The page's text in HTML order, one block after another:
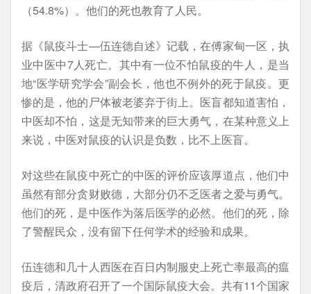
（54.8%）。他们的死也教育了人民。
据《鼠疫斗士—伍连德自述》记载，在傅家甸一区，执
业中医中7人死亡。其中有一位不怕鼠疫的牛人，是当
地“医学研究学会”副会长，他也不例外的死于鼠疫。更
惨的是，他的尸体被老婆弃于街上。医盲都知道害怕，
中医却不怕，这是无知带来的巨大勇气，在某种意义上
来说，中医对鼠疫的认识是负数，比不上医盲。
对这些在鼠疫中死亡的中医的评价应该厚道点，他们中
虽然有部分贪财败德，大部分仍不乏医者之爱与勇气。
他们的死，是中医作为落后医学的必然。他们的死，除
了警醒民众，没有留下任何学术的经验和成果。
伍连德和几十人西医在百日内制服史上死亡率最高的瘟
疫后，清政府召开了一个国际鼠疫大会。共有11个国家